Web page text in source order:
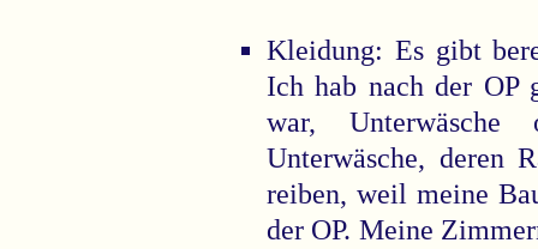
Kleidung: Es gibt
Ich hab nach der OP
war,
Unterwäsche, deren
reiben, weil meine
der OP. Meine